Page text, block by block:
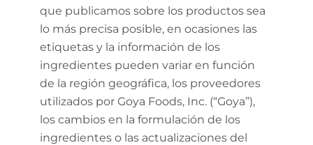
que publicamos sobre los productos sea
lo más precisa posible, en ocasiones las
etiquetas y la información de los
ingredientes pueden variar en función
de la región geográfica, los proveedores
utilizados por Goya Foods, Inc. (“Goya”),
los cambios en la formulación de los
ingredientes o las actualizaciones del